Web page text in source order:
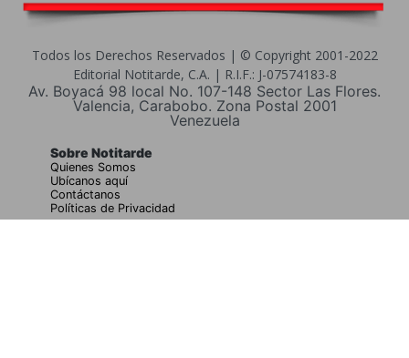
Todos los Derechos Reservados | © Copyright 2001-2022
Editorial Notitarde, C.A. | R.I.F.: J-07574183-8
Av. Boyacá 98 local No. 107-148 Sector Las Flores.
Valencia, Carabobo. Zona Postal 2001
Venezuela
Sobre Notitarde
Quienes Somos
Ubícanos aquí
Contáctanos
Políticas de Privacidad